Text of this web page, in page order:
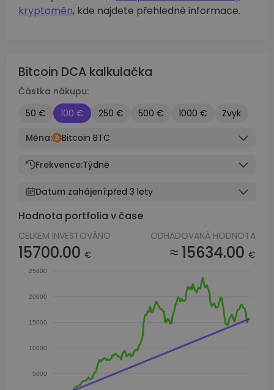
kryptoměn, kde najdete přehledné informace.
Bitcoin DCA kalkulačka
Částka nákupu:
50 €
100 € 250 € 500 € 1000 €
Zvyk
Měna:
Bitcoin BTC
Frekvence:Týdně
Datum zahájení:před 3 lety
Hodnota portfolia v čase
CELKEM INVESTOVÁNO
15700.00 €
ODHADOVANÁ HODNOTA
≈ 15634.00 €
25000
20000
15000
10000
5000